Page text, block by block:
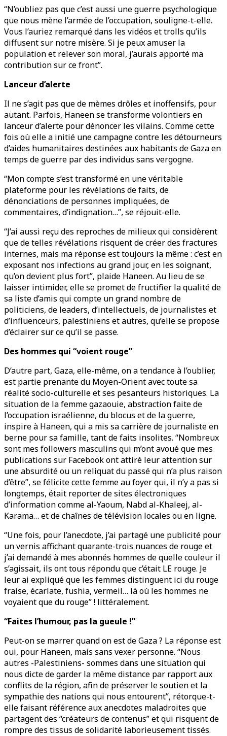
“N’oubliez pas que c’est aussi une guerre psychologique
que nous mène l’armée de l’occupation, souligne-t-elle.
Vous l’auriez remarqué dans les vidéos et trolls qu’ils
diffusent sur notre misère. Si je peux amuser la
population et relever son moral, j’aurais apporté ma
contribution sur ce front”.
Lanceur d’alerte
Il ne s’agit pas que de mèmes drôles et inoffensifs, pour
autant. Parfois, Haneen se transforme volontiers en
lanceur d’alerte pour dénoncer les vilains. Comme cette
fois où elle a initié une campagne contre les détourneurs
d’aides humanitaires destinées aux habitants de Gaza en
temps de guerre par des individus sans vergogne.
“Mon compte s’est transformé en une véritable
plateforme pour les révélations de faits, de
dénonciations de personnes impliquées, de
commentaires, d’indignation…”, se réjouit-elle.
“J’ai aussi reçu des reproches de milieux qui considèrent
que de telles révélations risquent de créer des fractures
internes, mais ma réponse est toujours la même : c’est en
exposant nos infections au grand jour, en les soignant,
qu’on devient plus fort”, plaide Haneen. Au lieu de se
laisser intimider, elle se promet de fructifier la qualité de
sa liste d’amis qui compte un grand nombre de
politiciens, de leaders, d’intellectuels, de journalistes et
d’influenceurs, palestiniens et autres, qu’elle se propose
d’éclairer sur ce qu’il se passe.
Des hommes qui “voient rouge”
D’autre part, Gaza, elle-même, on a tendance à l’oublier,
est partie prenante du Moyen-Orient avec toute sa
réalité socio-culturelle et ses pesanteurs historiques. La
situation de la femme gazaouie, abstraction faite de
l’occupation israélienne, du blocus et de la guerre,
inspire à Haneen, qui a mis sa carrière de journaliste en
berne pour sa famille, tant de faits insolites. “Nombreux
sont mes followers masculins qui m’ont avoué que mes
publications sur Facebook ont attiré leur attention sur
une absurdité ou un reliquat du passé qui n’a plus raison
d’être”, se félicite cette femme au foyer qui, il n’y a pas si
longtemps, était reporter de sites électroniques
d’information comme al-Yaoum, Nabd al-Khaleej, al-
Karama… et de chaînes de télévision locales ou en ligne.
“Une fois, pour l’anecdote, j’ai partagé une publicité pour
un vernis affichant quarante-trois nuances de rouge et
j’ai demandé à mes abonnés hommes de quelle couleur il
s’agissait, ils ont tous répondu que c’était LE rouge. Je
leur ai expliqué que les femmes distinguent ici du rouge
fraise, écarlate, fushia, vermeil… là où les hommes ne
voyaient que du rouge” ! littéralement.
“Faites l’humour, pas la gueule !”
Peut-on se marrer quand on est de Gaza ? La réponse est
oui, pour Haneen, mais sans vexer personne. “Nous
autres -Palestiniens- sommes dans une situation qui
nous dicte de garder la même distance par rapport aux
conflits de la région, afin de préserver le soutien et la
sympathie des nations qui nous entourent”, rétorque-t-
elle faisant référence aux anecdotes maladroites que
partagent des “créateurs de contenus” et qui risquent de
rompre des tissus de solidarité laborieusement tissés.